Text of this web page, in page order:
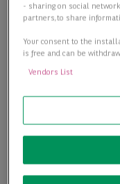
Charmante
40213 Düsseldorf
- sharing on social
partners,to share
Your consent to the
is free and can be
Vendors List